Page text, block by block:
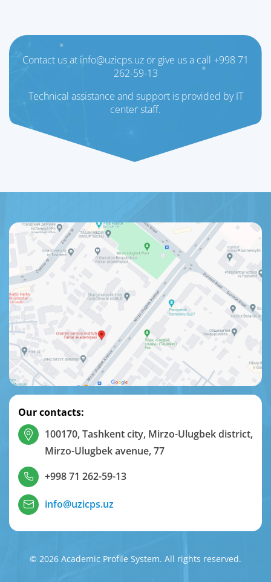
Contact us at info@uzicps.uz or give us a call +998 71
262-59-13
Technical assistance and support is provided by IT
center staff.
Our contacts:
100170, Tashkent city, Mirzo-Ulugbek district,
Mirzo-Ulugbek avenue, 77
+998 71 262-59-13
info@uzicps.uz
© 2026 Academic Profile System. All rights reserved.